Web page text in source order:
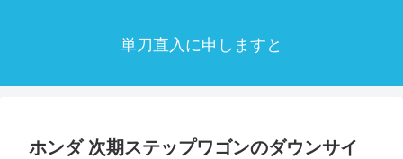
単刀直入に申しますと
ホンダ 次期ステップワゴンのダウンサイ